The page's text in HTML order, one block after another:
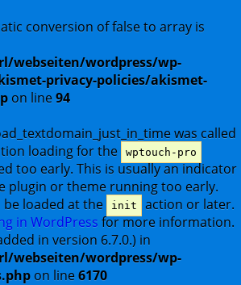
conversion of false to array is
webseiten/wordpress/wp-
privacy-policies/akismet-
on line94
was called
loading for the wptouch-pro
too early. This is usually an indicator
plugin or theme running too early.
loaded at the
init
action or later.
in WordPress for more information.
in version 6.7.0.) in
webseiten/wordpress/wp-
on line6170